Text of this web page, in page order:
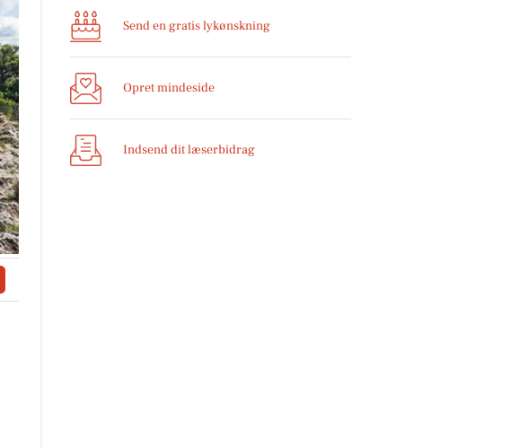
Send en gratis lykønskning
Opret mindeside
Indsend dit læserbidrag